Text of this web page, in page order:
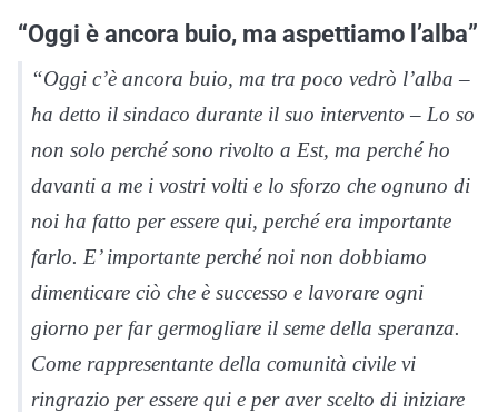
“Oggi è ancora buio, ma aspettiamo l’alba”
“Oggi c’è ancora buio, ma tra poco vedrò l’alba –
ha detto il sindaco durante il suo intervento – Lo so
non solo perché sono rivolto a Est, ma perché ho
davanti a me i vostri volti e lo sforzo che ognuno di
noi ha fatto per essere qui, perché era importante
farlo. E’ importante perché noi non dobbiamo
dimenticare ciò che è successo e lavorare ogni
giorno per far germogliare il seme della speranza.
Come rappresentante della comunità civile vi
ringrazio per essere qui e per aver scelto di iniziare